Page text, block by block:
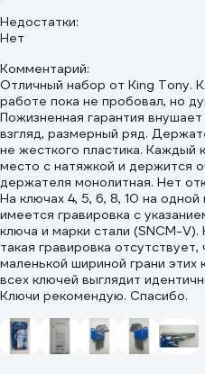
Недостатки:
Нет
Комментарий:
Отличный набор от King Tony.
работе пока не пробовал, но
Пожизненная гарантия
взгляд, размерный ряд.
не жесткого пластика. Каждый
место с натяжкой и держится
держателя монолитная. Нет
На ключах 4, 5, 6, 8, 10 на одной
имеется гравировка с
ключа и марки стали (SNCM-V).
такая гравировка
маленькой шириной грани
всех ключей выглядит
Ключи рекомендую. Спасибо.